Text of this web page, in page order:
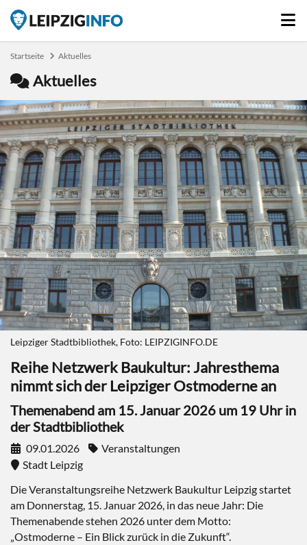
Startseite Aktuelles
Aktuelles
Leipziger Stadtbibliothek, Foto: LEIPZIGINFO.DE
Reihe Netzwerk Baukultur: Jahresthema
nimmt sich der Leipziger Ostmoderne an
Themenabend am 15. Januar 2026 um 19 Uhr in
der Stadtbibliothek
09.01.2026
Veranstaltungen
Stadt Leipzig
Die Veranstaltungsreihe Netzwerk Baukultur Leipzig startet
am Donnerstag, 15. Januar 2026, in das neue Jahr: Die
Themenabende stehen 2026 unter dem Motto:
„Ostmoderne – Ein Blick zurück in die Zukunft“.